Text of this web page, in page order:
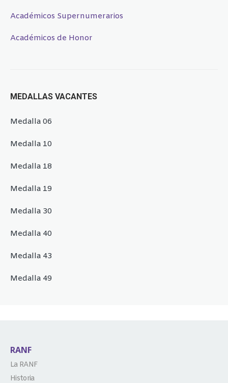
Académicos Supernumerarios
Académicos de Honor
MEDALLAS VACANTES
Medalla 06
Medalla 10
Medalla 18
Medalla 19
Medalla 30
Medalla 40
Medalla 43
Medalla 49
RANF
La RANF
Historia